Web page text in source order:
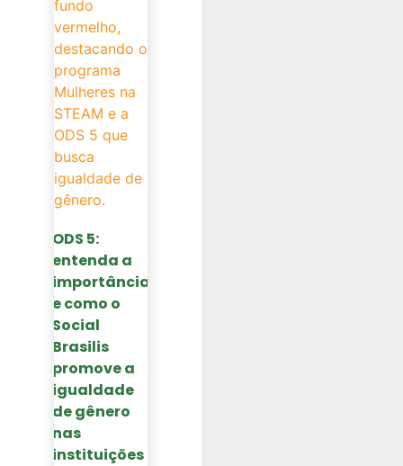
ODS 5:
entenda a
importância
e como o
Social
Brasilis
promove a
igualdade
de gênero
nas
instituições